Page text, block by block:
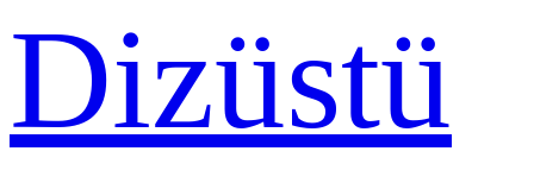
Dizüstü